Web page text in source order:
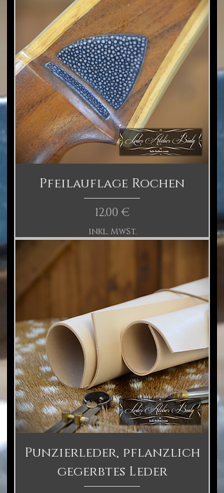
Pfeilauflage Rochen
Preis
12,00 €
inkl. MwSt.
Punzierleder, pflanzlich
gegerbtes Leder